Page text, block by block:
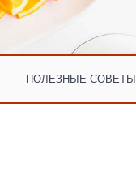
ПОЛЕЗНЫЕ СОВЕТЫ